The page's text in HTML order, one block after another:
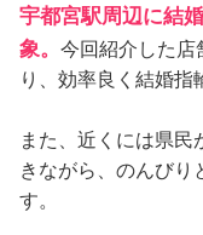
宇都宮駅周辺に結
象。今回紹介した店
り、効率良く結婚指
また、近くには県
きながら、のんびり
す。